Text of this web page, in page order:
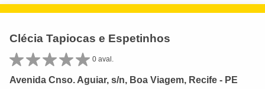
Clécia Tapiocas e Espetinhos
0 aval.
Avenida Cnso. Aguiar, s/n, Boa Viagem, Recife - PE